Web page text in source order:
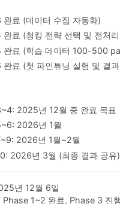
완료 (데이터 수집 자동화)
료 (청킹 전략 선택 및 전처
완료 (학습 데이터 100-500
완료 (첫 파인튜닝 실험 및 결
2025년 12월 중 완료 목표
2026년 1월
2026년 1월~2월
2026년 3월 (최종 결과 공유)
년 12월 6일
Phase 1~2 완료, Phase 3 진